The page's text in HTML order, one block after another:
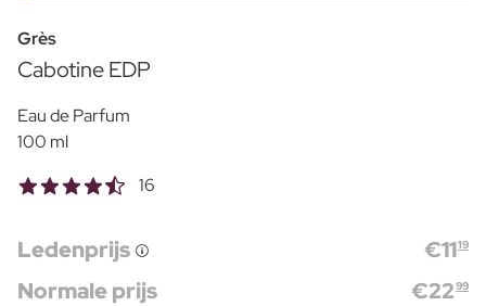
OUTLET
Grès
Cabotine EDP
Eau de Parfum
100 ml
16
Ledenprijs €1119
Normale prijs €2299